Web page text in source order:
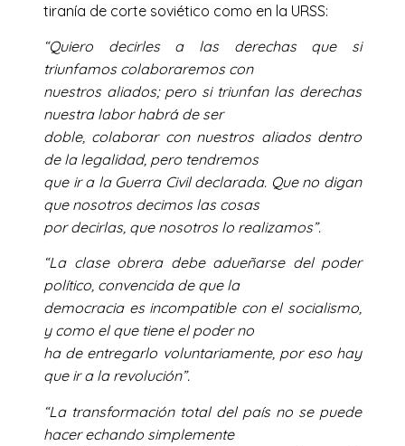
tiranía de corte soviético como en la URSS:
“Quiero decirles a las derechas que si
triunfamos colaboraremos con
nuestros aliados; pero si triunfan las derechas
nuestra labor habrá de ser
doble, colaborar con nuestros aliados dentro
de la legalidad, pero tendremos
que ir a la Guerra Civil declarada. Que no digan
que nosotros decimos las cosas
por decirlas, que nosotros lo realizamos”.
“La clase obrera debe adueñarse del poder
político, convencida de que la
democracia es incompatible con el socialismo,
y como el que tiene el poder no
ha de entregarlo voluntariamente, por eso hay
que ir a la revolución”.
“La transformación total del país no se puede
hacer echando simplemente